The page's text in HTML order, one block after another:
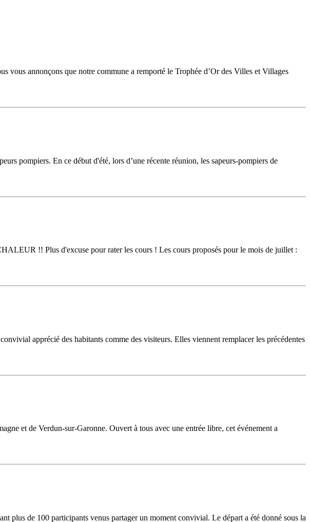
vous annonçons que notre commune a remporté le Trophée d’Or des Villes et Villages
pompiers. En ce début d'été, lors d’une récente réunion, les sapeurs-pompiers de
!! Plus d'excuse pour rater les cours ! Les cours proposés pour le mois de juillet :
apprécié des habitants comme des visiteurs. Elles viennent remplacer les précédentes
et de Verdun-sur-Garonne. Ouvert à tous avec une entrée libre, cet événement a
plus de 100 participants venus partager un moment convivial. Le départ a été donné sous la